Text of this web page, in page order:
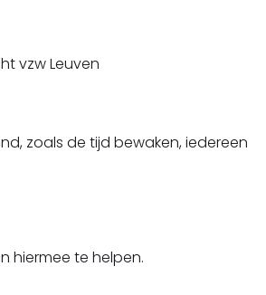
vzw Leuven
zoals de tijd bewaken, iedereen
hiermee te helpen.